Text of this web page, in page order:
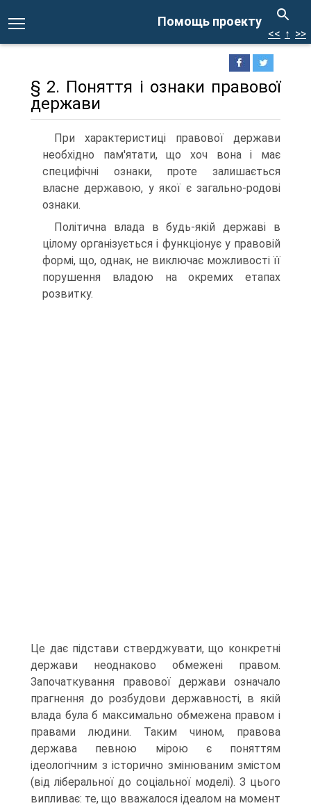
Помощь проекту
<< ↑ >>
§ 2. Поняття і ознаки правової
держави
При характеристиці правової держави
необхідно пам'ятати, що хоч вона і має
специфічні ознаки, проте залишається
власне державою, у якої є загально-родові
ознаки.
Політична влада в будь-якій державі в
цілому організується і функціонує у правовій
формі, що, однак, не виключає можливості її
порушення владою на окремих етапах
розвитку.
Це дає підстави стверджувати, що конкретні
держави неоднаково обмежені правом.
Започаткування правової держави означало
прагнення до розбудови державності, в якій
влада була б максимально обмежена правом і
правами людини. Таким чином, правова
держава певною мірою є поняттям
ідеологічним з історично змінюваним змістом
(від ліберальної до соціальної моделі). З цього
випливає: те, що вважалося ідеалом на момент